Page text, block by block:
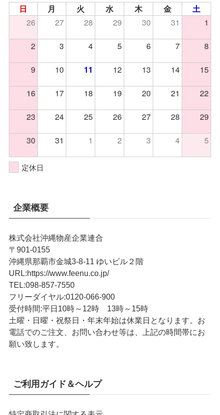
日 月 火 水 木 金 土
26 27 28 29 30 31
1
2
3 4 5 6 7
8
9
10 11 12 13 14
15
16
17 18 19 20 21
22
23
24 25 26 27 28
29
30
31 1 2 3 4 5
定休日
企業概要
株式会社沖縄物産企業連合
〒901-0155
沖縄県那覇市金城3-8-11 ゆいビル２階
URL:https://www.feenu.co.jp/
TEL:098-857-7550
フリーダイヤル:0120-066-900
受付時間:平日10時～12時 13時～15時
土曜・日曜・祝祭日・年末年始は休業日となります。お
電話でのご注文、お問い合わせ等は、上記の時間帯にお
願い致します。
ご利用ガイド＆ヘルプ